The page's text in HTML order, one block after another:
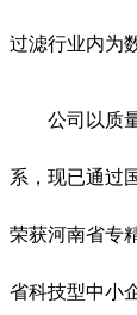
过滤行业内为
公司以质
系，现已通过
荣获河南省专
省科技型中小